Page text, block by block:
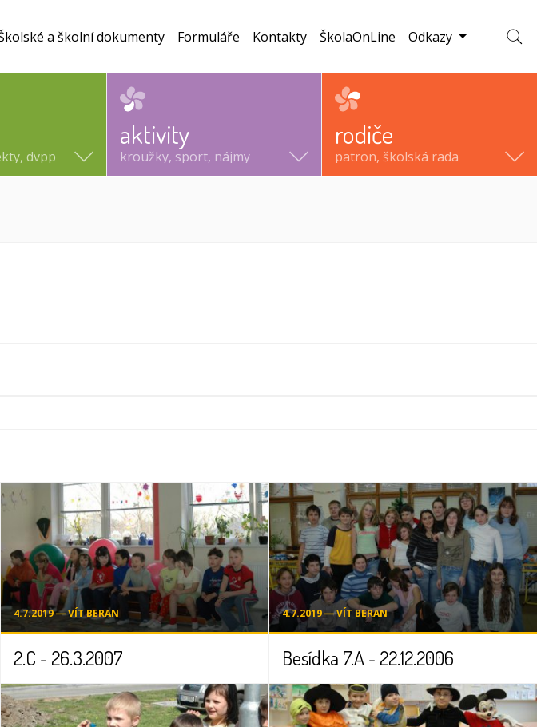
dvpp
aktivity
kroužky, sport, nájmy
rodiče
patron, školská rada
a školní dokumenty Formuláře Kontakty ŠkolaOnLine Odkazy
4.7.2019 ― VÍT BERAN
2.C - 26.3.2007
4.7.2019 ― VÍT BERAN
Besídka 7.A - 22.12.2006